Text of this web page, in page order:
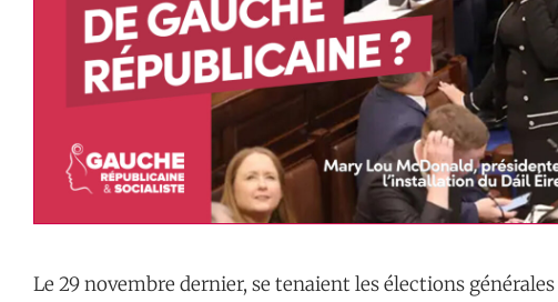
Le 29 novembre dernier, se tenaient les élections